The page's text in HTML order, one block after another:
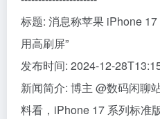
标题: 消息称苹果 iPhone
用高刷屏”
发布时间: 2024-12-
新闻简介: 博主 @数码闲聊
料看，iPhone 17 系列标准